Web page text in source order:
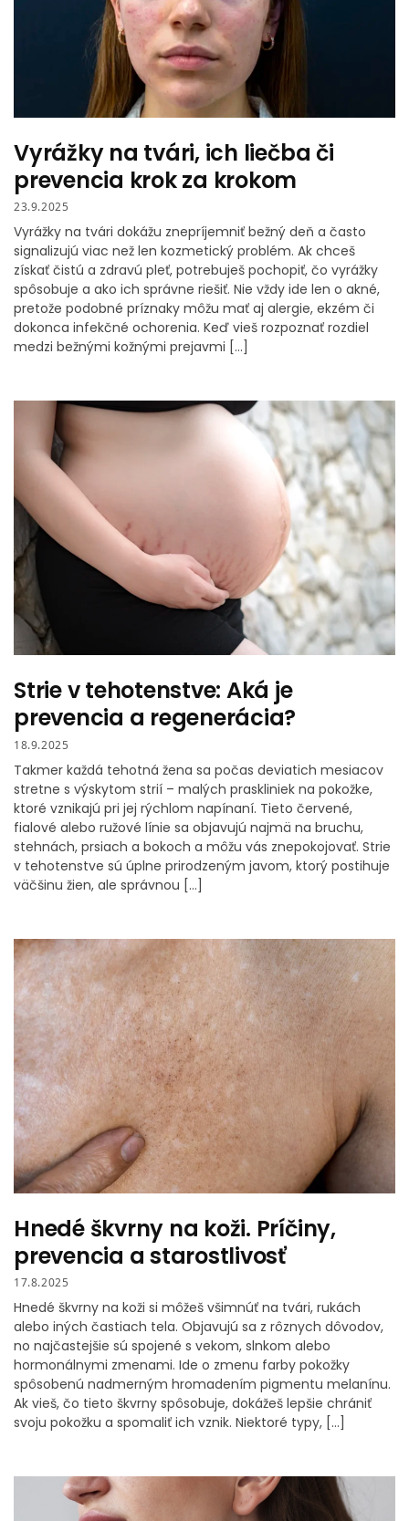
Vyrážky na tvári, ich liečba či
prevencia krok za krokom
23.9.2025
Vyrážky na tvári dokážu znepríjemniť bežný deň a často
signalizujú viac než len kozmetický problém. Ak chceš
získať čistú a zdravú pleť, potrebuješ pochopiť, čo vyrážky
spôsobuje a ako ich správne riešiť. Nie vždy ide len o akné,
pretože podobné príznaky môžu mať aj alergie, ekzém či
dokonca infekčné ochorenia. Keď vieš rozpoznať rozdiel
medzi bežnými kožnými prejavmi […]
Strie v tehotenstve: Aká je
prevencia a regenerácia?
18.9.2025
Takmer každá tehotná žena sa počas deviatich mesiacov
stretne s výskytom strií – malých praskliniek na pokožke,
ktoré vznikajú pri jej rýchlom napínaní. Tieto červené,
fialové alebo ružové línie sa objavujú najmä na bruchu,
stehnách, prsiach a bokoch a môžu vás znepokojovať. Strie
v tehotenstve sú úplne prirodzeným javom, ktorý postihuje
väčšinu žien, ale správnou […]
Hnedé škvrny na koži. Príčiny,
prevencia a starostlivosť
17.8.2025
Hnedé škvrny na koži si môžeš všimnúť na tvári, rukách
alebo iných častiach tela. Objavujú sa z rôznych dôvodov,
no najčastejšie sú spojené s vekom, slnkom alebo
hormonálnymi zmenami. Ide o zmenu farby pokožky
spôsobenú nadmerným hromadením pigmentu melanínu.
Ak vieš, čo tieto škvrny spôsobuje, dokážeš lepšie chrániť
svoju pokožku a spomaliť ich vznik. Niektoré typy, […]